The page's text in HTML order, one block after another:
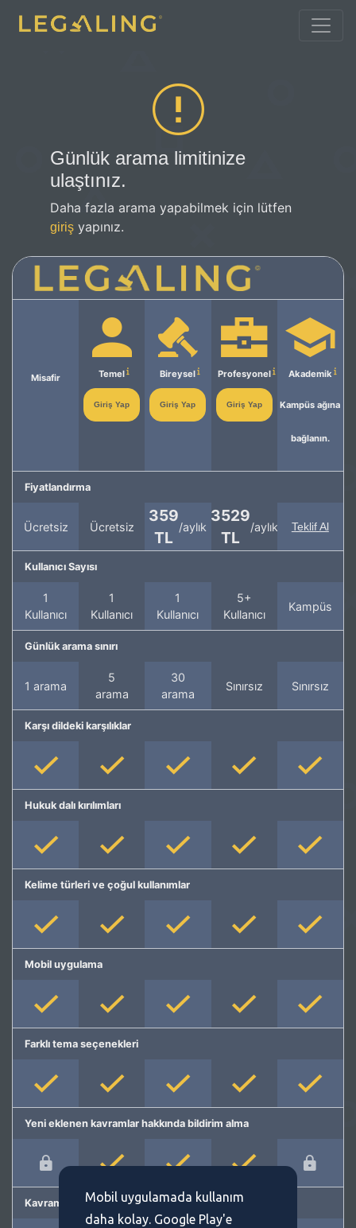
Günlük arama limitinize
ulaştınız.
Daha fazla arama yapabilmek için lütfen
giriş yapınız.
Misafir Temel
Giriş Yap
Bireysel
Giriş Yap
Profesyonel
Giriş Yap
Akademik
Kampüs ağına
bağlanın.
Fiyatlandırma
Ücretsiz Ücretsiz
359
TL
/aylık
3529
TL
/aylık Teklif Al
Kullanıcı Sayısı
1
Kullanıcı
1
Kullanıcı
1
Kullanıcı
5+
Kullanıcı
Kampüs
Günlük arama sınırı
1 arama
5
arama
30
arama
Sınırsız Sınırsız
Karşı dildeki karşılıklar
Hukuk dalı kırılımları
Kelime türleri ve çoğul kullanımlar
Mobil uygulama
Farklı tema seçenekleri
Yeni eklenen kavramlar hakkında bildirim alma
Kavram önermeMobil uygulamada kullanım
daha kolay. Google Play'e